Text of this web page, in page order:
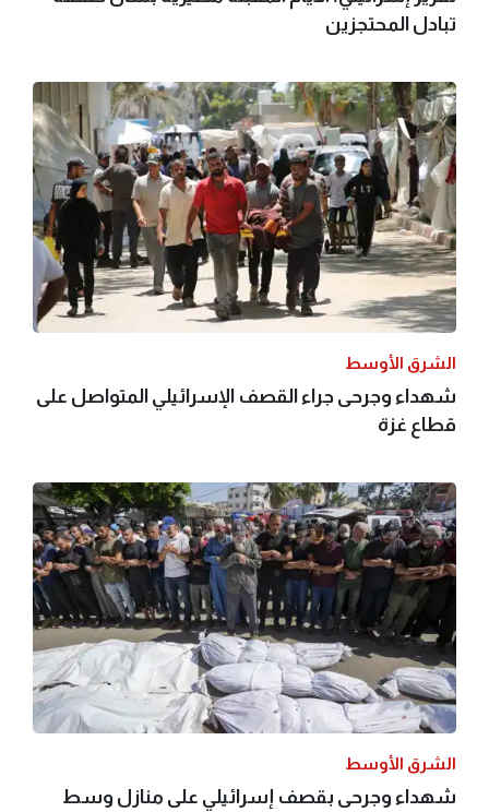
تبادل المحتجزين
الشرق الأوسط
شهداء وجرحى جراء القصف الإسرائيلي المتواصل على
قطاع غزة
الشرق الأوسط
شهداء وجرحى بقصف إسرائيلي على منازل وسط